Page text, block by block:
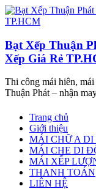
Bạt Xếp Thuận
Xếp Giá Rẻ
Thi công mái hiên,
Thuận Phát – nhận
Trang chủ
Giới thiệu
MÁI CHỮ A DI
MÁI CHE DI
MÁI XẾP
THANH TOÁN
LIÊN HỆ